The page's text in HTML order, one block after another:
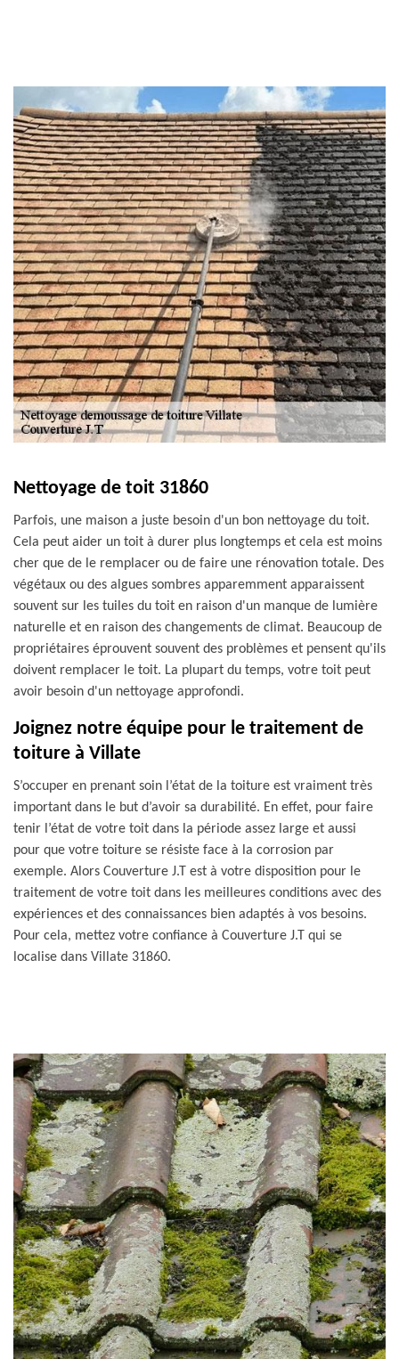
Nettoyage de toit 31860
Parfois, une maison a juste besoin d'un bon nettoyage du toit.
Cela peut aider un toit à durer plus longtemps et cela est moins
cher que de le remplacer ou de faire une rénovation totale. Des
végétaux ou des algues sombres apparemment apparaissent
souvent sur les tuiles du toit en raison d'un manque de lumière
naturelle et en raison des changements de climat. Beaucoup de
propriétaires éprouvent souvent des problèmes et pensent qu'ils
doivent remplacer le toit. La plupart du temps, votre toit peut
avoir besoin d'un nettoyage approfondi.
Joignez notre équipe pour le traitement de
toiture à Villate
S’occuper en prenant soin l’état de la toiture est vraiment très
important dans le but d’avoir sa durabilité. En effet, pour faire
tenir l’état de votre toit dans la période assez large et aussi
pour que votre toiture se résiste face à la corrosion par
exemple. Alors Couverture J.T est à votre disposition pour le
traitement de votre toit dans les meilleures conditions avec des
expériences et des connaissances bien adaptés à vos besoins.
Pour cela, mettez votre confiance à Couverture J.T qui se
localise dans Villate 31860.